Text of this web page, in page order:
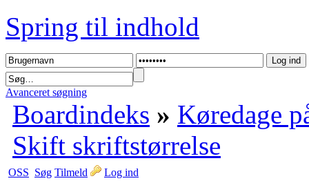
Spring til indhold
Avanceret søgning
Boardindeks » Køredage
Skift skriftstørrelse
OSS Søg Tilmeld Log ind